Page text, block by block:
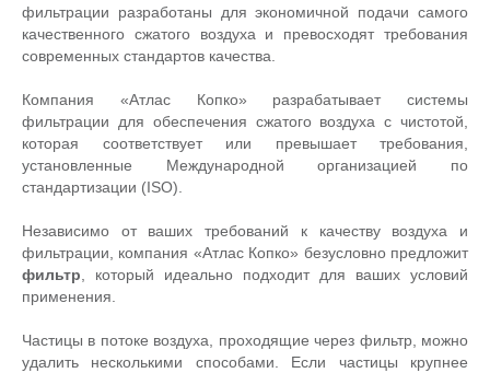
фильтрации разработаны для экономичной подачи самого
качественного сжатого воздуха и превосходят требования
современных стандартов качества.
Компания «Атлас Копко» разрабатывает системы
фильтрации для обеспечения сжатого воздуха с чистотой,
которая соответствует или превышает требования,
установленные Международной организацией по
стандартизации (ISO).
Независимо от ваших требований к качеству воздуха и
фильтрации, компания «Атлас Копко» безусловно предложит
фильтр , который идеально подходит для ваших условий
применения.
Частицы в потоке воздуха, проходящие через фильтр, можно
удалить несколькими способами. Если частицы крупнее